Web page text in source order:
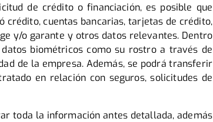
de crédito o financiación, es posible que
cuentas bancarias, tarjetas de crédito,
y/o garante y otros datos relevantes. Dentro
biométricos como su rostro a través de
de la empresa. Además, se podrá transferir
en relación con seguros, solicitudes de
toda la información antes detallada, además